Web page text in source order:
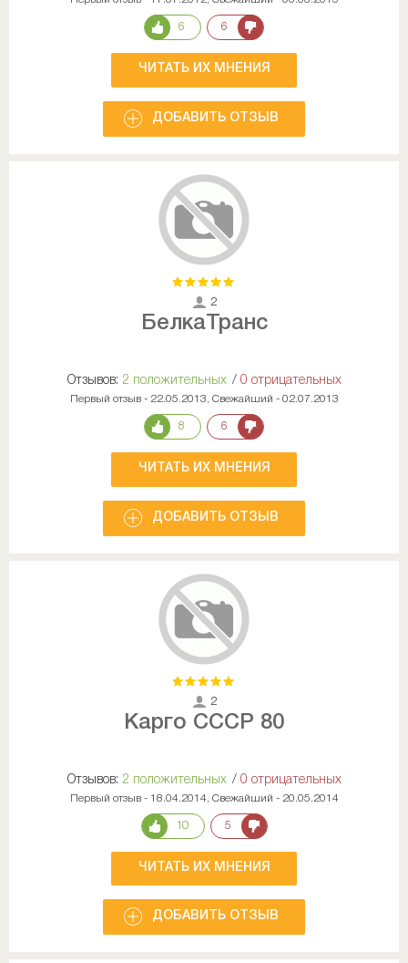
6 6
ЧИТАТЬ ИХ МНЕНИЯ
ДОБАВИТЬ ОТЗЫВ
2
БелкаТранс
Отзывов: 2 положительных / 0 отрицательных
Первый отзыв - 22.05.2013, Свежайший - 02.07.2013
8 6
ЧИТАТЬ ИХ МНЕНИЯ
ДОБАВИТЬ ОТЗЫВ
2
Карго СССР 80
Отзывов: 2 положительных / 0 отрицательных
Первый отзыв - 18.04.2014, Свежайший - 20.05.2014
10 5
ЧИТАТЬ ИХ МНЕНИЯ
ДОБАВИТЬ ОТЗЫВ